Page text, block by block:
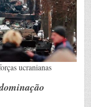
ucranianas